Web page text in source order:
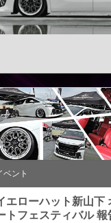
ベント
エローハット新山下
トフェスティバル 報